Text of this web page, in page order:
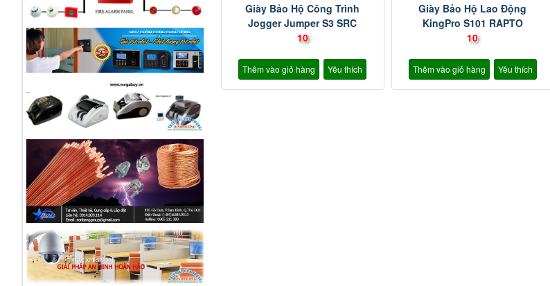
Giày Bảo Hộ Công Trình
Jogger Jumper S3 SRC
10
Thêm vào giỏ hàng Yêu thích
Giày Bảo Hộ Lao Động
KingPro S101 RAPTO
10
Thêm vào giỏ hàng Yêu thích